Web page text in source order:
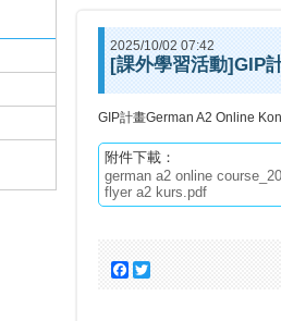
2025/10/02 07:42
[課外學習活動]GIP
GIP計畫German A2 Online
附件下載：
german a2 online
flyer a2 kurs.pdf
Facebook